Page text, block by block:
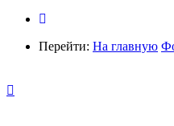
Перейти: На главную